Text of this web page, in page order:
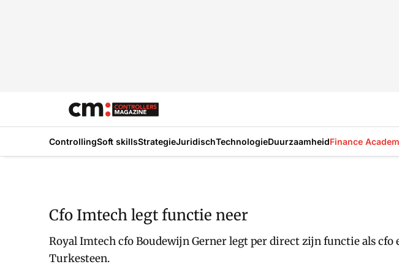
ControllingSoft skillsStrategieJuridischTechnologieDuurzaamheidFinance
Cfo Imtech legt functie neer
Royal Imtech cfo Boudewijn Gerner legt per direct zijn functie als cfo
Turkesteen.